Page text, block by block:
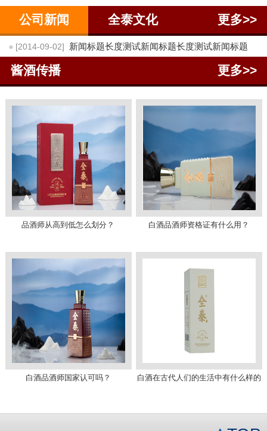
公司新闻 全泰文化 更多>>
● [2014-09-02] 新闻标题长度测试新闻标题长度测试新闻标题
酱酒传播 更多>>
品酒师从高到低怎么划分？ 白酒品酒师资格证有什么用？
白酒品酒师国家认可吗？ 白酒在古代人们的生活中有什么样的